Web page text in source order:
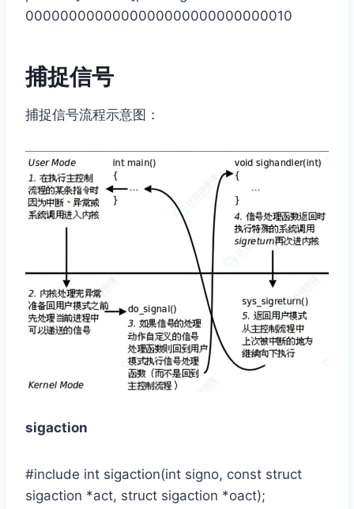
0000000000000000000000000000010
捕捉信号
捕捉信号流程示意图：
sigaction
#include int sigaction(int signo, const struct
sigaction *act, struct sigaction *oact);